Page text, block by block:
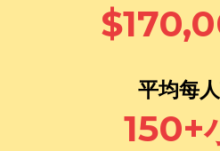
平均每
150+